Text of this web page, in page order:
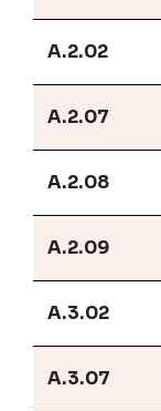
A.2.02
A.2.07
A.2.08
A.2.09
A.3.02
A.3.07